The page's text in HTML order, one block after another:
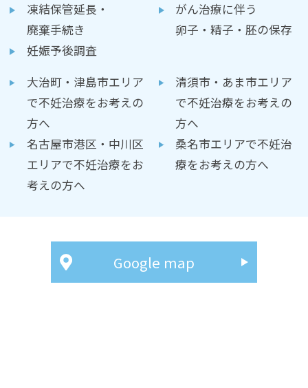
凍結保管延長・
廃棄手続き
がん治療に伴う
卵子・精子・胚の保存
妊娠予後調査
大治町・津島市エリア
で不妊治療をお考えの
方へ
清須市・あま市エリア
で不妊治療をお考えの
方へ
名古屋市港区・中川区
エリアで不妊治療をお
考えの方へ
桑名市エリアで不妊治
療をお考えの方へ
Google map